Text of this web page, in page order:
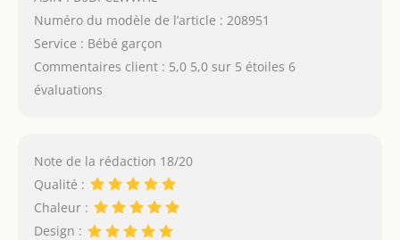
Numéro du modèle de l’article : 208951
Service : Bébé garçon
Commentaires client : 5,0 5,0 sur 5 étoiles 6
évaluations
Note de la rédaction 18/20
Qualité :
Chaleur :
Design :